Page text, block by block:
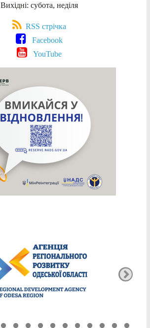
Вихідні: субота, неділя
RSS стрічка
Facebook
YouTube